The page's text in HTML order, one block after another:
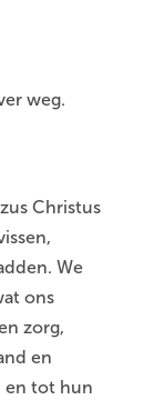
weg.
Christus
We
ons
zorg,
en
en tot hun